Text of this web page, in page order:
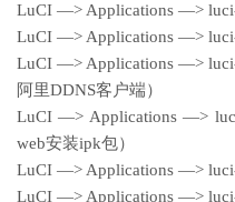
LuCI —> Applications —>
LuCI —> Applications —>
LuCI —> Applications —>
阿里DDNS客户端）
LuCI —> Applications —>
web安装ipk包）
LuCI —> Applications —>
LuCI —> Applications —>